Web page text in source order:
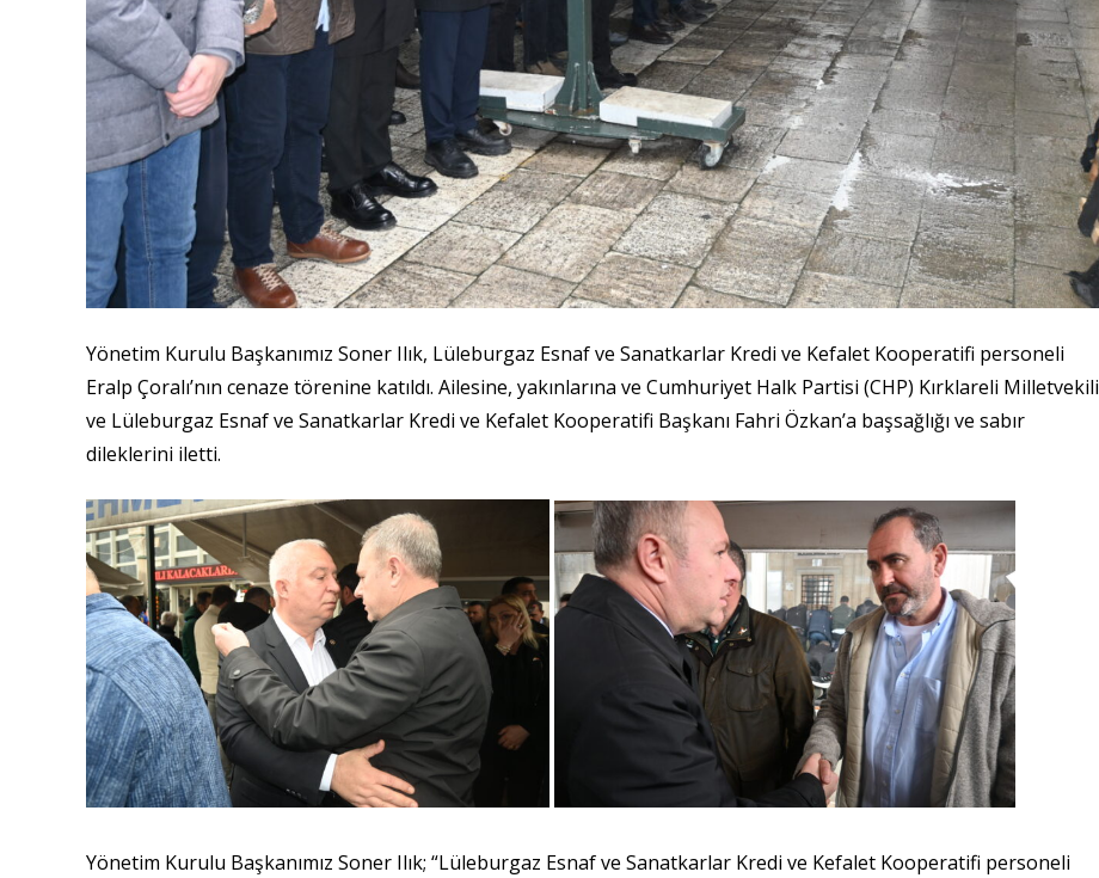
Yönetim Kurulu Başkanımız Soner Ilık, Lüleburgaz Esnaf ve Sanatkarlar Kredi ve Kefalet Kooperatifi personeli
Eralp Çoralı’nın cenaze törenine katıldı. Ailesine, yakınlarına ve Cumhuriyet Halk Partisi (CHP) Kırklareli Milletvekili
ve Lüleburgaz Esnaf ve Sanatkarlar Kredi ve Kefalet Kooperatifi Başkanı Fahri Özkan’a başsağlığı ve sabır
dileklerini iletti.
Yönetim Kurulu Başkanımız Soner Ilık; “Lüleburgaz Esnaf ve Sanatkarlar Kredi ve Kefalet Kooperatifi personeli